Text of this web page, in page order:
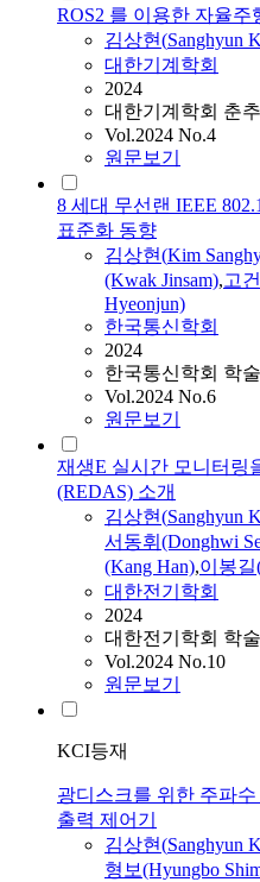
ROS2 를 이용한 자율주
김상현(Sanghyun
대한기계학회
2024
대한기계학회 춘
Vol.2024 No.4
원문보기
8 세대 무선랜 IEEE
표준화 동향
김상현(Kim
(Kwak Jinsam),고
Hyeonjun)
한국통신학회
2024
한국통신학회 학
Vol.2024 No.6
원문보기
재생E 실시간 모니터링
(REDAS) 소개
김상현(Sanghyun
서동휘(Donghwi
(Kang Han),이봉길
대한전기학회
2024
대한전기학회 학
Vol.2024 No.10
원문보기
KCI등재
광디스크를 위한 주파
출력 제어기
김상현(Sanghyun
형보(Hyungbo